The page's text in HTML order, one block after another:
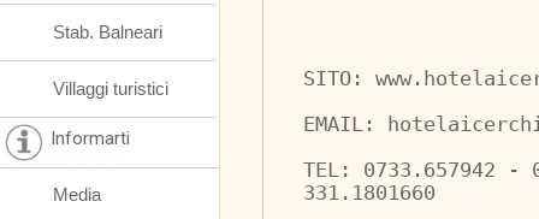
SITO:
EMAIL:
TEL: 0733.657942 -
331.1801660
Stab. Balneari
Villaggi turistici
Informarti
Media